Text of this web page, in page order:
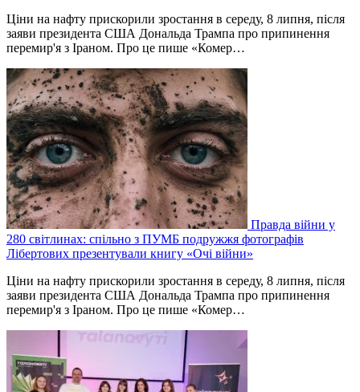
Ціни на нафту прискорили зростання в середу, 8 липня, після
заяви президента США Дональда Трампа про припинення
перемир'я з Іраном. Про це пише «Комер…
Правда війни у
280 світлинах: спільно з ПУМБ подружжя фотографів
Лібертових презентували книгу «Очі війни»
Ціни на нафту прискорили зростання в середу, 8 липня, після
заяви президента США Дональда Трампа про припинення
перемир'я з Іраном. Про це пише «Комер…